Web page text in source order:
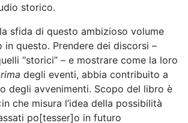
storico.
sfida di questo ambizioso volume
questo. Prendere dei discorsi –
“storici” – e mostrare come la loro
degli eventi, abbia contribuito a
degli avvenimenti. Scopo del libro è
che misura l’idea della possibilità
po[tesser]o in futuro